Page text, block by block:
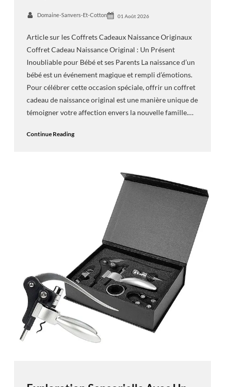
Domaine-Sanvers-Et-Cotton 01 Août 2026
Article sur les Coffrets Cadeaux Naissance Originaux
Coffret Cadeau Naissance Original : Un Présent
Inoubliable pour Bébé et ses Parents La naissance d’un
bébé est un événement magique et rempli d’émotions.
Pour célébrer cette occasion spéciale, offrir un coffret
cadeau de naissance original est une manière unique de
témoigner votre affection envers la nouvelle famille.…
Continue Reading